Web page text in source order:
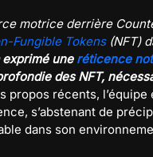
motrice derrière
Fungible Tokens(NFT)
exprimé une réticence
des NFT,
propos récents,
s’abstenant de
dans son